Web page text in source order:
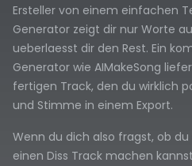
Ersteller von einem einfachen
Generator zeigt dir nur Worte
ueberlaesst dir den Rest. Ein
Generator wie AIMakeSong
fertigen Track, den du wirklich
und Stimme in einem Export.
Wenn du dich also fragst, ob
einen Diss Track machen